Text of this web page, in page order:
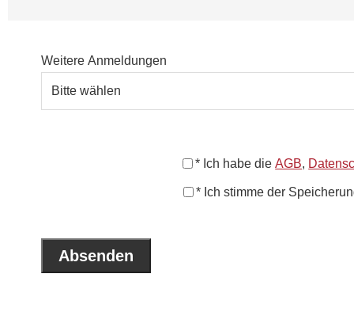
Weitere Anmeldungen
* Ich habe dieAGB,
* Ich stimme der